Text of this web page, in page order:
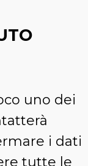
uno dei
i dati
tutte le